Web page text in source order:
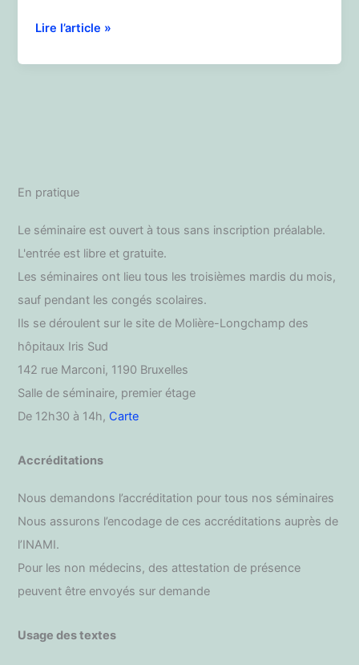
Pourquoi
psychiatre
Lire l’article »
En pratique
Le séminaire est ouvert à tous sans inscription préalable.
L'entrée est libre et gratuite.
Les séminaires ont lieu tous les troisièmes mardis du mois,
sauf pendant les congés scolaires.
Ils se déroulent sur le site de Molière-Longchamp des
hôpitaux Iris Sud
142 rue Marconi, 1190 Bruxelles
Salle de séminaire, premier étage
De 12h30 à 14h, Carte
Accréditations
Nous demandons l’accréditation pour tous nos séminaires
Nous assurons l’encodage de ces accréditations auprès de
l’INAMI.
Pour les non médecins, des attestation de présence
peuvent être envoyés sur demande
Usage des textes